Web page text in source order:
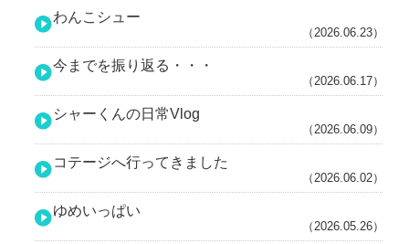
わんこシュー
（2026.06.23）
今までを振り返る・・・
（2026.06.17）
シャーくんの日常Vlog
（2026.06.09）
コテージへ行ってきました
（2026.06.02）
ゆめいっぱい
（2026.05.26）